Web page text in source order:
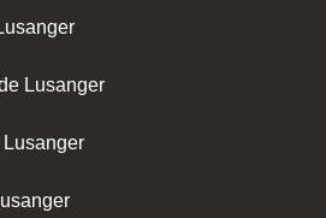
Lusanger
Lusanger